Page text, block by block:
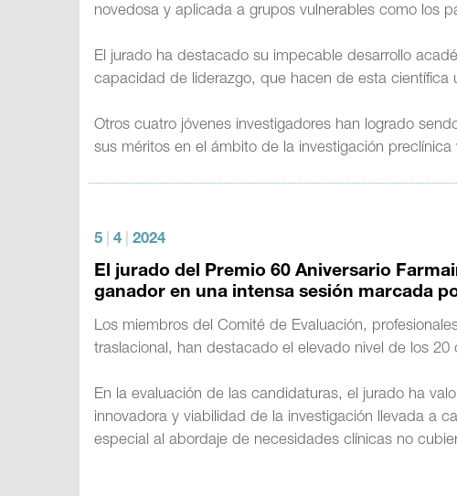
novedosa y aplicada a grupos vulnerables como los
El jurado ha destacado su impecable desarrollo
capacidad de liderazgo, que hacen de esta científica
Otros cuatro jóvenes investigadores han logrado
sus méritos en el ámbito de la investigación preclínica
5 4 2024
El jurado del Premio 60 Aniversario
ganador en una intensa sesión marcada
Los miembros del Comité de Evaluación,
traslacional, han destacado el elevado nivel de los 20
En la evaluación de las candidaturas, el jurado ha
innovadora y viabilidad de la investigación llevada a
especial al abordaje de necesidades clínicas no